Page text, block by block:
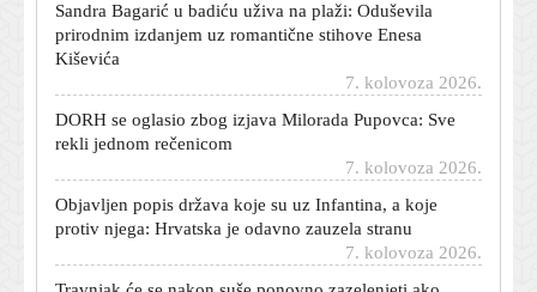
prirodnim izdanjem uz romantične stihove Enesa
Kiševića
rekli jednom rečenicom
protiv njega: Hrvatska je odavno zauzela stranu
7. kolovoza 2026.